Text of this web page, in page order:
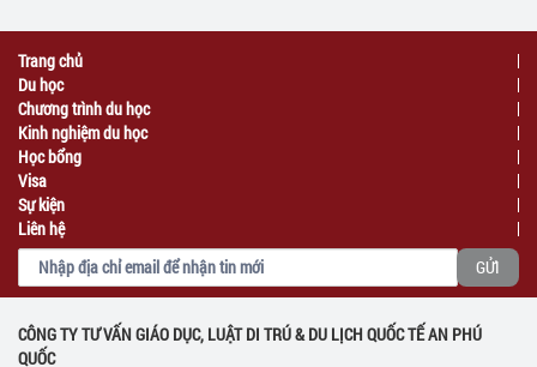
Trang chủ
Du học
Chương trình du học
Kinh nghiệm du học
Học bổng
Visa
Sự kiện
Liên hệ
CÔNG TY TƯ VẤN GIÁO DỤC, LUẬT DI TRÚ & DU LỊCH QUỐC TẾ AN PHÚ
QUỐC